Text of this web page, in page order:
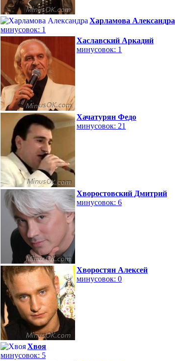
Харламова Александра
минусовок: 1
Хаславский Аркадий
минусовок: 1
Хачатурян Федо
минусовок: 21
Хворостовский Дмитрий
минусовок: 6
Хворостян Алексей
минусовок: 0
Хвоя
минусовок: 5